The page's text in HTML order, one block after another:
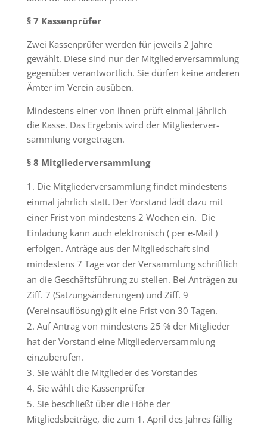
§ 7 Kassenprüfer
Zwei Kassenprüfer werden für jeweils 2 Jahre
gewählt. Diese sind nur der Mitgliederversammlung
gegenüber verantwortlich. Sie dürfen keine anderen
Ämter im Verein ausüben.
Mindestens einer von ihnen prüft einmal jährlich
die Kasse. Das Ergebnis wird der Mitgliederver-
sammlung vorgetragen.
§ 8 Mitgliederversammlung
Die Mitgliederversammlung findet mindestens
einmal jährlich statt. Der Vorstand lädt dazu mit
einer Frist von mindestens 2 Wochen ein. Die
Einladung kann auch elektronisch ( per e-Mail )
erfolgen. Anträge aus der Mitgliedschaft sind
mindestens 7 Tage vor der Versammlung schriftlich
an die Geschäftsführung zu stellen. Bei Anträgen zu
Ziff. 7 (Satzungsänderungen) und Ziff. 9
(Vereinsauflösung) gilt eine Frist von 30 Tagen.
Auf Antrag von mindestens 25 % der Mitglieder
hat der Vorstand eine Mitgliederversammlung
einzuberufen.
Sie wählt die Mitglieder des Vorstandes
Sie wählt die Kassenprüfer
Sie beschließt über die Höhe der
Mitgliedsbeiträge, die zum 1. April des Jahres fällig